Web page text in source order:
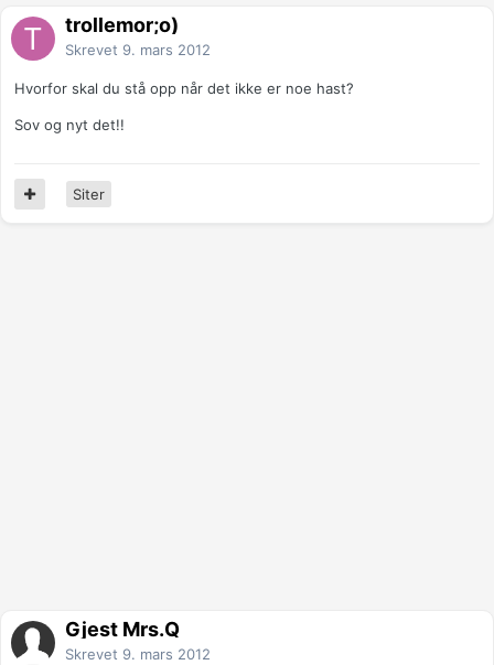
trollemor;o)
Skrevet 9. mars 2012
Hvorfor skal du stå opp når det ikke er noe hast?
Sov og nyt det!!
Siter
Gjest Mrs.Q
Skrevet 9. mars 2012